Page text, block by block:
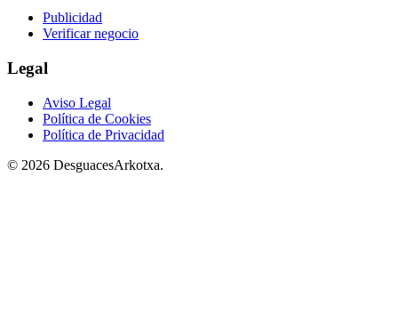
Publicidad
Verificar negocio
Legal
Aviso Legal
Política de Cookies
Política de Privacidad
© 2026 DesguacesArkotxa.